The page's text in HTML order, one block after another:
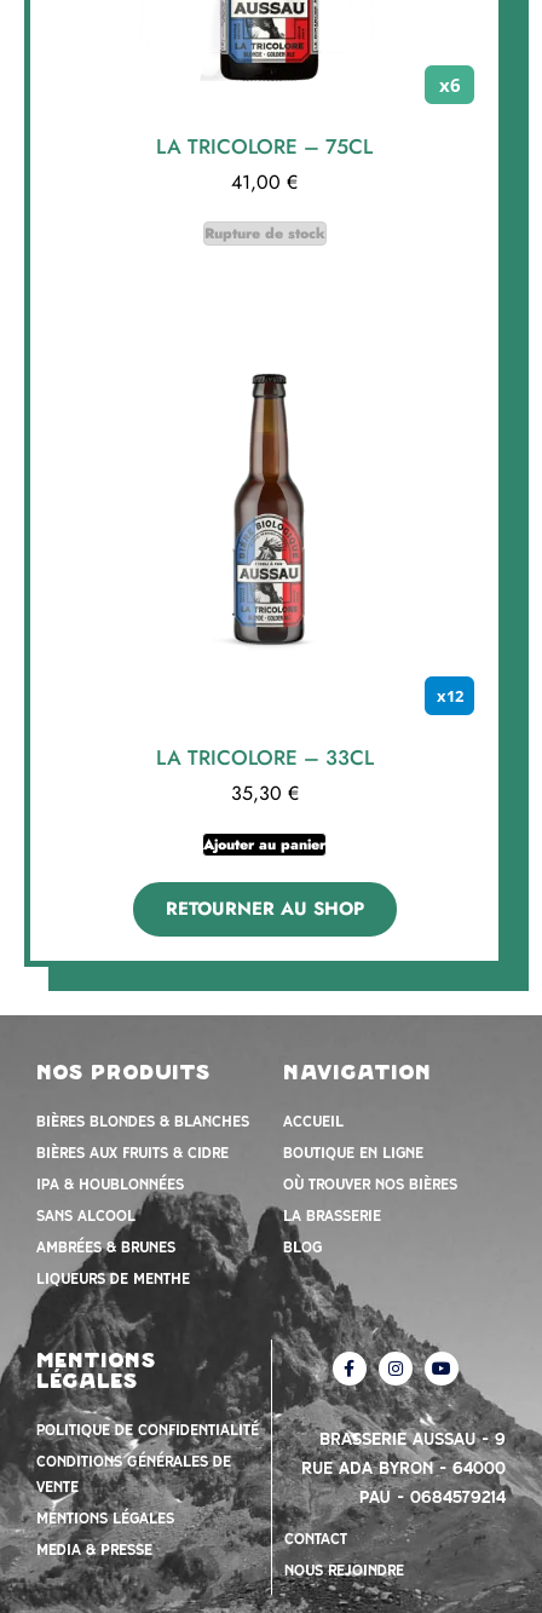
x6
LA TRICOLORE – 75CL
41,00 €
Rupture de stock
x12
LA TRICOLORE – 33CL
35,30 €
Ajouter au panier
RETOURNER AU SHOP
nos produits
Bières blondes & blanches
Bières aux fruits & cidre
IPA & houblonnées
Sans alcool
Ambrées & Brunes
Liqueurs de menthe
navigation
Accueil
Boutique en ligne
Où trouver nos bières
la brasserie
Blog
mentions
légales
Politique de confidentialité
Conditions Générales de
vente
mentions légales
Media & presse
Brasserie Aussau – 9
Rue Ada Byron – 64000
PAU – 0684579214
contact
nous rejoindre